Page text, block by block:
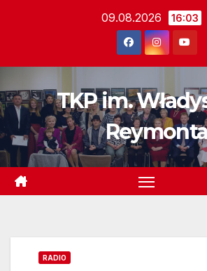
09.08.2026 16:03
TKP im.
RADIO